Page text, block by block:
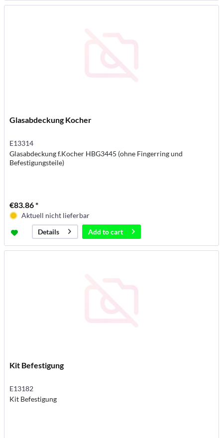
Glasabdeckung Kocher
E13314
Glasabdeckung f.Kocher HBG3445 (ohne Fingerring und
Befestigungsteile)
€83.86 *
Aktuell nicht lieferbar
Details
Add tocart
Kit Befestigung
E13182
Kit Befestigung